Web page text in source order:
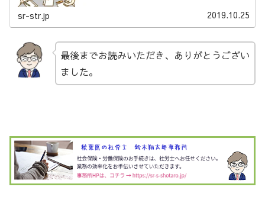
sr-str.jp 2019.10.25
最後までお読みいただき、ありがとうござい
ました。